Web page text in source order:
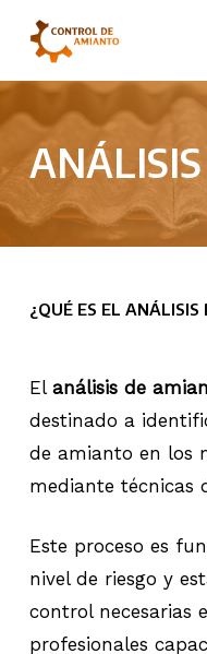
contenido
principal
¿QUÉ ES EL
El análisis de
destinado a
de amianto en los
mediante técnicas
Este proceso es
nivel de riesgo y
control necesarias
profesionales